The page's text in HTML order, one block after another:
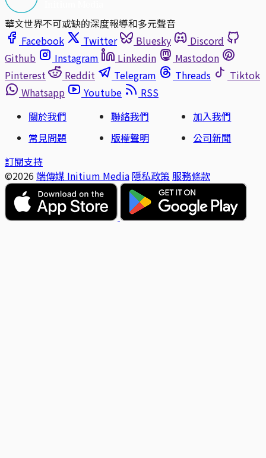
華文世界不可或缺的深度報導和多元聲音
Facebook
Twitter Bluesky
Discord
Github
Instagram Linkedin
Mastodon
Pinterest
Reddit Telegram Threads
Tiktok
Whatsapp
Youtube
RSS
關於我們
聯絡我們
加入我們
常見問題
版權聲明
公司新聞
訂閱支持
©2026 端傳媒 Initium Media 隱私政策 服務條款